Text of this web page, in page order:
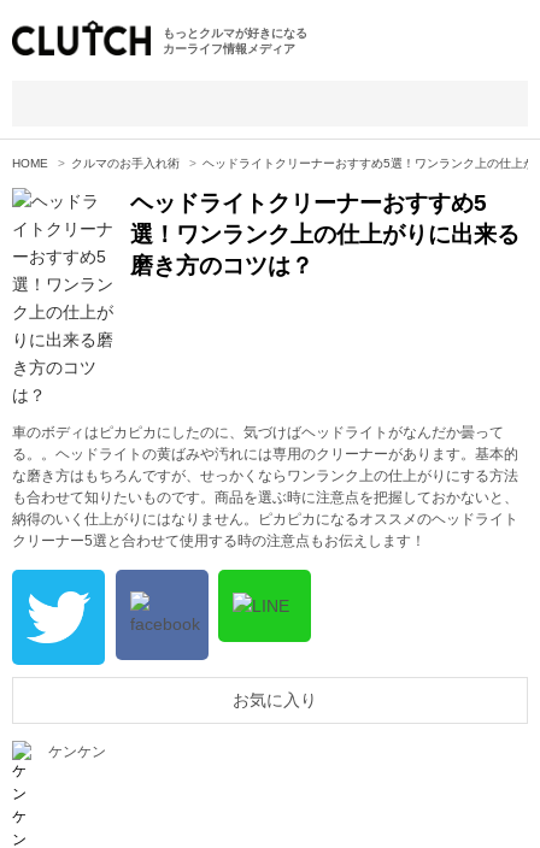
もっとクルマが好きになる
カーライフ情報メディア
HOME クルマのお手入れ術 ヘッドライトクリーナーおすすめ5選！ワンランク上の仕上
ヘッドライトクリーナーおすすめ5
選！ワンランク上の仕上がりに出来る
磨き方のコツは？
車のボディはピカピカにしたのに、気づけばヘッドライトがなんだか曇って
る。。ヘッドライトの黄ばみや汚れには専用のクリーナーがあります。基本的
な磨き方はもちろんですが、せっかくならワンランク上の仕上がりにする方法
も合わせて知りたいものです。商品を選ぶ時に注意点を把握しておかないと、
納得のいく仕上がりにはなりません。ピカピカになるオススメのヘッドライト
クリーナー5選と合わせて使用する時の注意点もお伝えします！
お気に入り
ケンケン